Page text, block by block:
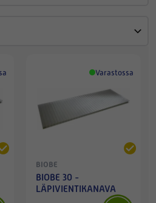
Varastossa
BIOBE
BIOBE 30 -
LÄPIVIENTIKANAVA